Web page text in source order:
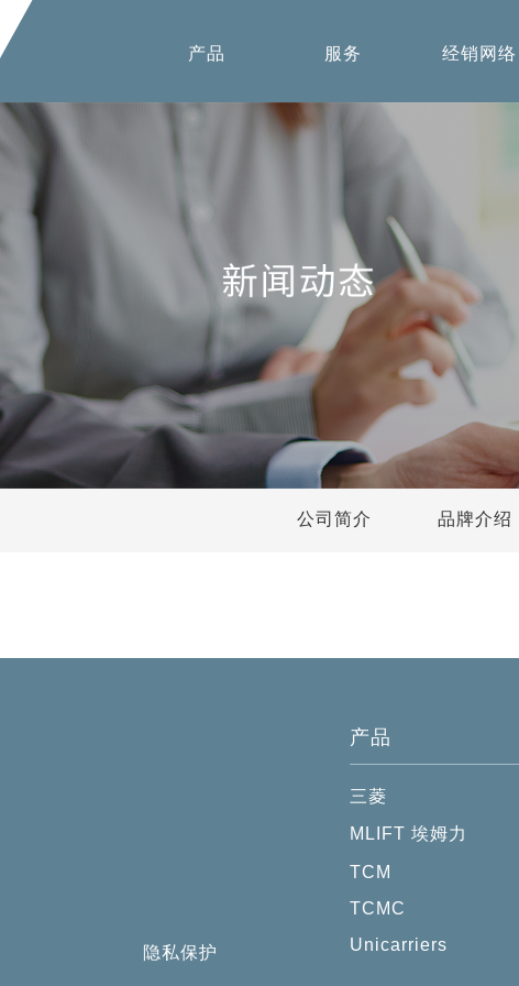
产品 服务 经销网络
公司简介 品牌介绍
隐私保护
产品
三菱
MLIFT 埃姆力
TCM
TCMC
Unicarriers